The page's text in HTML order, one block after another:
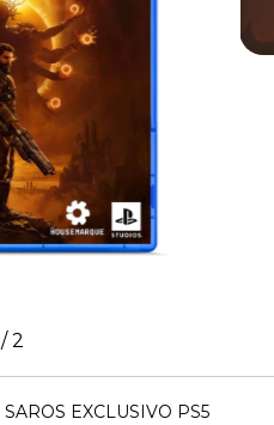
/2
SAROS EXCLUSIVO PS5